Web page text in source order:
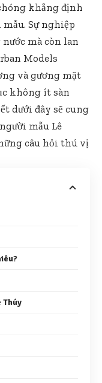
khẳng định
Sự nghiệp
mà còn lan
Models
và gương mặt
không ít sàn
dưới đây sẽ cung
mẫu Lê
câu hỏi thú vị
Thúy